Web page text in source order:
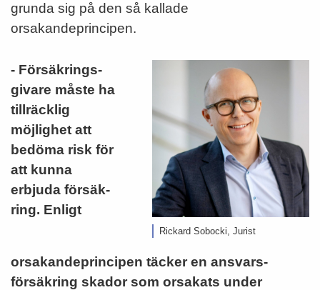
grunda sig på den så kallade
orsakandeprincipen.
Rickard Sobocki, Jurist
- Försäk­rings­
givare måste ha
tillräcklig
möjlighet att
bedöma risk för
att kunna
erbjuda försäk­
ring. Enligt
orsakandeprincipen täcker en ansvars­
försäkring skador som orsakats under